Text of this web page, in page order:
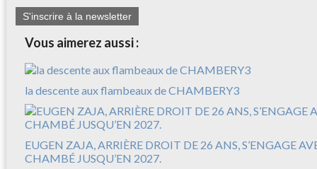
S'inscrire à la newsletter
Vous aimerez aussi :
la descente aux flambeaux de CHAMBERY3
EUGEN ZAJA, ARRIÈRE DROIT DE 26 ANS, S’ENGAGE
CHAMBÉ JUSQU’EN 2027.